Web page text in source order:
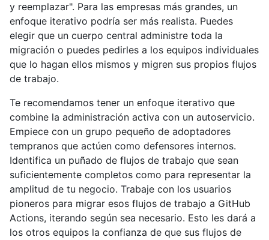
y reemplazar". Para las empresas más grandes, un
enfoque iterativo podría ser más realista. Puedes
elegir que un cuerpo central administre toda la
migración o puedes pedirles a los equipos individuales
que lo hagan ellos mismos y migren sus propios flujos
de trabajo.
Te recomendamos tener un enfoque iterativo que
combine la administración activa con un autoservicio.
Empiece con un grupo pequeño de adoptadores
tempranos que actúen como defensores internos.
Identifica un puñado de flujos de trabajo que sean
suficientemente completos como para representar la
amplitud de tu negocio. Trabaje con los usuarios
pioneros para migrar esos flujos de trabajo a GitHub
Actions, iterando según sea necesario. Esto les dará a
los otros equipos la confianza de que sus flujos de